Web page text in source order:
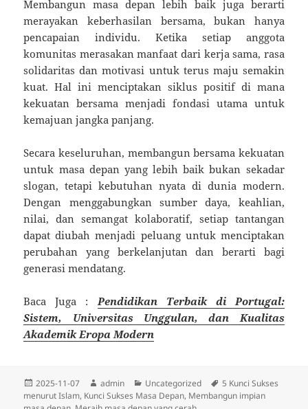
Membangun masa depan lebih baik juga berarti
merayakan keberhasilan bersama, bukan hanya
pencapaian individu. Ketika setiap anggota
komunitas merasakan manfaat dari kerja sama, rasa
solidaritas dan motivasi untuk terus maju semakin
kuat. Hal ini menciptakan siklus positif di mana
kekuatan bersama menjadi fondasi utama untuk
kemajuan jangka panjang.
Secara keseluruhan, membangun bersama kekuatan
untuk masa depan yang lebih baik bukan sekadar
slogan, tetapi kebutuhan nyata di dunia modern.
Dengan menggabungkan sumber daya, keahlian,
nilai, dan semangat kolaboratif, setiap tantangan
dapat diubah menjadi peluang untuk menciptakan
perubahan yang berkelanjutan dan berarti bagi
generasi mendatang.
Baca Juga : Pendidikan Terbaik di Portugal:
Sistem, Universitas Unggulan, dan Kualitas
Akademik Eropa Modern
Diposkan
pada
2025-11-07 Penulis
admin Kategori
Uncategorized Tag
5 Kunci Sukses
menurut Islam, Kunci Sukses Masa Depan, Membangun impian